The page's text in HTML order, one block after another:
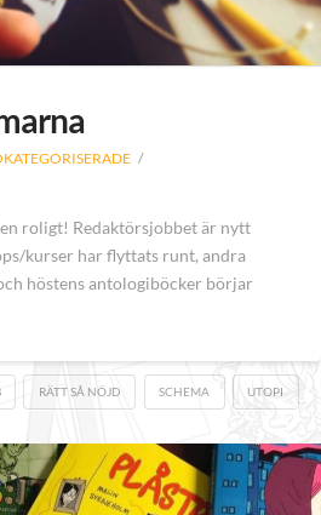
roligt! Redaktörsjobbet är nytt
kurser har flyttats runt, andra
höstens antologiböcker börjar
RÄTT SÅ NÖJD SCHEMA UTOPI